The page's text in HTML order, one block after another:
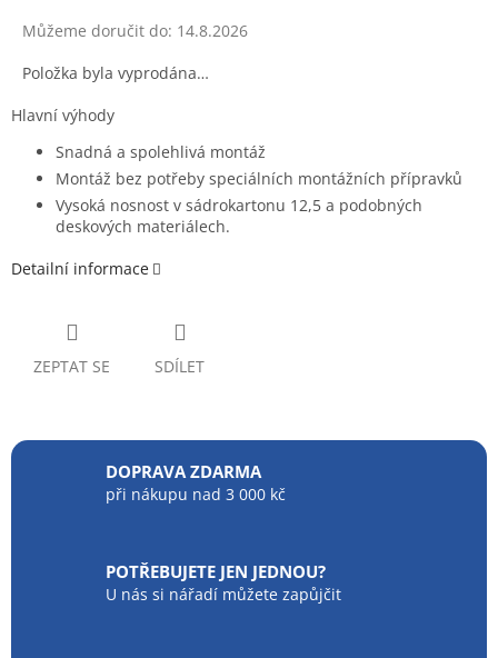
Můžeme doručit do: 14.8.2026
Položka byla vyprodána…
Hlavní výhody
Snadná a spolehlivá montáž
Montáž bez potřeby speciálních montážních přípravků
Vysoká nosnost v sádrokartonu 12,5 a podobných
deskových materiálech.
Detailní informace
ZEPTAT SE SDÍLET
DOPRAVA ZDARMA
při nákupu nad 3 000 kč
POTŘEBUJETE JEN JEDNOU?
U nás si nářadí můžete zapůjčit